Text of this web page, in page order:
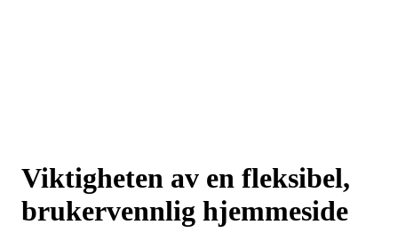
Viktigheten av en fleksibel,
brukervennlig hjemmeside